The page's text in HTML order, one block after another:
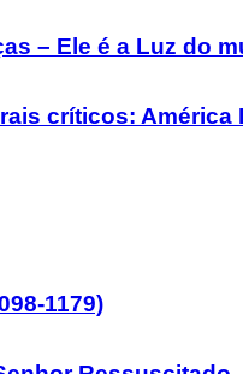
– Ele é a Luz do
críticos: América
1179)